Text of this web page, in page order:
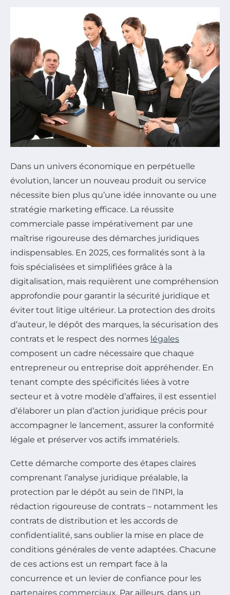
Dans un univers économique en perpétuelle
évolution, lancer un nouveau produit ou service
nécessite bien plus qu’une idée innovante ou une
stratégie marketing efficace. La réussite
commerciale passe impérativement par une
maîtrise rigoureuse des démarches juridiques
indispensables. En 2025, ces formalités sont à la
fois spécialisées et simplifiées grâce à la
digitalisation, mais requièrent une compréhension
approfondie pour garantir la sécurité juridique et
éviter tout litige ultérieur. La protection des droits
d’auteur, le dépôt des marques, la sécurisation des
contrats et le respect des normes légales
composent un cadre nécessaire que chaque
entrepreneur ou entreprise doit appréhender. En
tenant compte des spécificités liées à votre
secteur et à votre modèle d’affaires, il est essentiel
d’élaborer un plan d’action juridique précis pour
accompagner le lancement, assurer la conformité
légale et préserver vos actifs immatériels.
Cette démarche comporte des étapes claires
comprenant l’analyse juridique préalable, la
protection par le dépôt au sein de l’INPI, la
rédaction rigoureuse de contrats – notamment les
contrats de distribution et les accords de
confidentialité, sans oublier la mise en place de
conditions générales de vente adaptées. Chacune
de ces actions est un rempart face à la
concurrence et un levier de confiance pour les
partenaires commerciaux. Par ailleurs, dans un